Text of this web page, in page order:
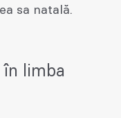
sa natală.
în limba